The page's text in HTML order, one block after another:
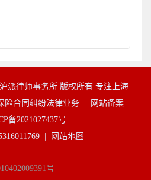
派律师事务所 版权所有 专注上海
险合同纠纷法律业务 |
网站备案
备2021027437号
|
网站地图
号